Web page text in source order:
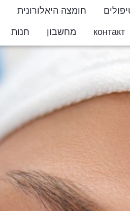
חומצה היאלורונית
контакт מחשבון חנות